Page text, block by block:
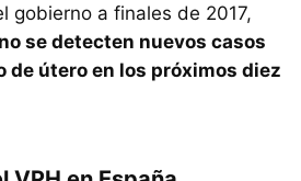
gobierno a finales de 2017,
no se detecten nuevos casos
de útero en los próximos diez